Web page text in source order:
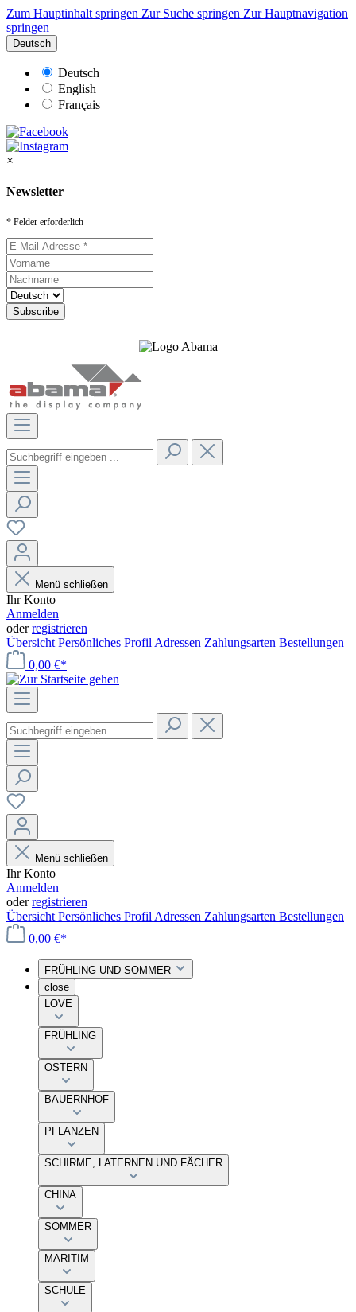
Zum Hauptinhalt springen Zur Suche springen Zur Hauptnavigation
springen
Deutsch
Deutsch
English
Français
×
Newsletter
* Felder erforderlich
Menü schließen
Ihr Konto
Anmelden
oderregistrieren
Übersicht Persönliches Profil Adressen Zahlungsarten Bestellungen
0,00 €*
Menü schließen
Ihr Konto
Anmelden
oderregistrieren
Übersicht Persönliches Profil Adressen Zahlungsarten Bestellungen
0,00 €*
FRÜHLING UND SOMMER
close
LOVE
FRÜHLING
OSTERN
BAUERNHOF
PFLANZEN
SCHIRME, LATERNEN UND FÄCHER
CHINA
SOMMER
MARITIM
SCHULE